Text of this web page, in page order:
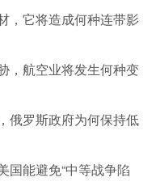
，它将造成何种连带影
，航空业将发生何种变
俄罗斯政府为何保持低
能避免“中等战争陷